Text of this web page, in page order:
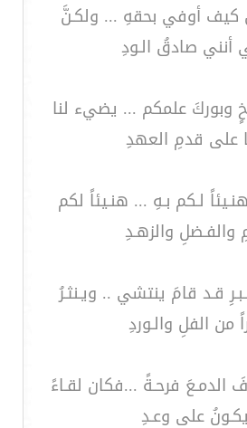
كيف أوفي بحقهِ ... ولكـنَّ
أنني صادقُ الـودِ
وبوركَ علمكم ... يضيء لنا
على قدمِ العهدِ
لـكم بـهِ ... هنـيئاً لكم
والفـضلِ والزهـدِ
قـد قامَ ينتشي .. ويـنثـرُ
من الفلِ والـوردِ
الدمـعَ فرحـةً ...فكان لقـاءً
على وعـدِ